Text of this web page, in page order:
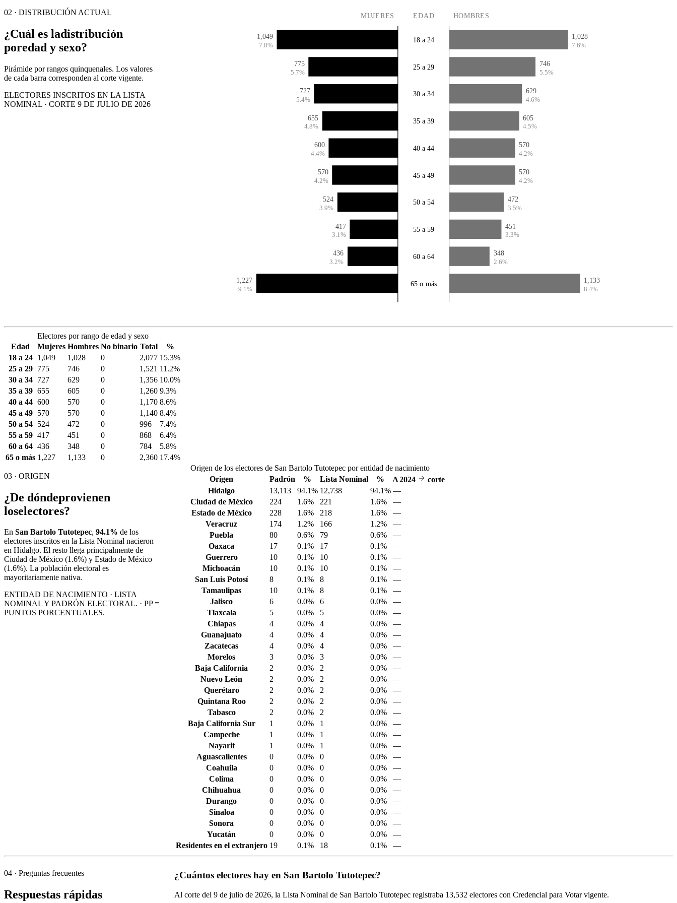
02 · DISTRIBUCIÓN ACTUAL
¿Cuál es ladistribución
poredad y sexo?
Pirámide por rangos quinquenales. Los valores
de cada barra corresponden al corte vigente.
ELECTORES INSCRITOS EN LA LISTA
NOMINAL · CORTE 9 DE JULIO DE 2026
MUJERES EDAD HOMBRES
1,049
7.8%
1,028
7.6%
18 a 24
775
5.7%
746
5.5%
25 a 29
727
5.4%
629
4.6%
30 a 34
655
4.8%
605
4.5%
35 a 39
600
4.4%
570
4.2%
40 a 44
570
4.2%
570
4.2%
45 a 49
524
3.9%
472
3.5%
50 a 54
417
3.1%
451
3.3%
55 a 59
436
3.2%
348
2.6%
60 a 64
1,227
9.1%
1,133
8.4%
65 o más
Electores por rango de edad y sexo
Edad
Mujeres Hombres No binario Total
%
18 a 24
1,049 1,028 0 2,077 15.3%
25 a 29
775 746 0 1,521 11.2%
30 a 34
727 629 0 1,356 10.0%
35 a 39 655 605 0 1,260 9.3%
40 a 44 600 570 0 1,170 8.6%
45 a 49
570 570 0 1,140 8.4%
50 a 54
524 472 0 996
7.4%
55 a 59 417 451 0 868
6.4%
60 a 64 436 348 0 784
5.8%
65 o más 1,227 1,133 0 2,360 17.4%
03 · ORIGEN
¿De dóndeprovienen
loselectores?
En San Bartolo Tutotepec, 94.1% de los
electores inscritos en la Lista Nominal nacieron
en Hidalgo. El resto llega principalmente de
Ciudad de México (1.6%) y Estado de México
(1.6%). La población electoral es
mayoritariamente nativa.
ENTIDAD DE NACIMIENTO · LISTA
NOMINAL Y PADRÓN ELECTORAL. · PP =
PUNTOS PORCENTUALES.
Origen de los electores de San Bartolo Tutotepec por entidad de nacimiento
Origen
Padrón % Lista Nominal % Δ2024
corte
Hidalgo
13,113 94.1% 12,738 94.1% —
Ciudad de México
224 1.6% 221 1.6%
—
Estado de México
228 1.6% 218 1.6%
—
Veracruz
174 1.2% 166 1.2%
—
Puebla
80 0.6% 79 0.6%
—
Oaxaca
17 0.1% 17 0.1%
—
Guerrero
10 0.1% 10 0.1%
—
Michoacán
10 0.1% 10 0.1%
—
San Luis Potosí
8 0.1% 8 0.1%
—
Tamaulipas
10 0.1% 8 0.1%
—
Jalisco
6 0.0% 6 0.0%
—
Tlaxcala
5 0.0% 5 0.0%
—
Chiapas
4 0.0% 4 0.0%
—
Guanajuato
4 0.0% 4 0.0%
—
Zacatecas
4 0.0% 4 0.0%
—
Morelos
3 0.0% 3 0.0%
—
Baja California
2 0.0% 2 0.0%
—
Nuevo León
2 0.0% 2 0.0%
—
Querétaro
2 0.0% 2 0.0%
—
Quintana Roo
2 0.0% 2 0.0%
—
Tabasco
2 0.0% 2 0.0%
—
Baja California Sur
1 0.0% 1 0.0%
—
Campeche
1 0.0% 1 0.0%
—
Nayarit
1 0.0% 1 0.0%
—
Aguascalientes
0 0.0% 0 0.0%
—
Coahuila
0 0.0% 0 0.0%
—
Colima
0 0.0% 0 0.0%
—
Chihuahua
0 0.0% 0 0.0%
—
Durango
0 0.0% 0 0.0%
—
Sinaloa
0 0.0% 0 0.0%
—
Sonora
0 0.0% 0 0.0%
—
Yucatán
0 0.0% 0 0.0%
—
Residentes en el extranjero 19 0.1% 18 0.1% —
04 · Preguntas frecuentes
Respuestas rápidas
¿Cuántos electores hay en San Bartolo Tutotepec?
Al corte del 9de julio de 2026, la Lista Nominal de San Bartolo Tutotepec registraba 13,532 electores con Credencial para Votar vigente.